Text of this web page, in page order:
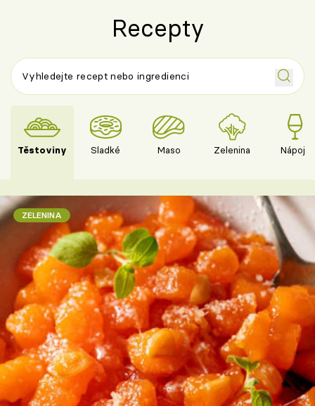
Recepty
Těstoviny Sladké Maso Zelenina Nápoje
ZELENINA